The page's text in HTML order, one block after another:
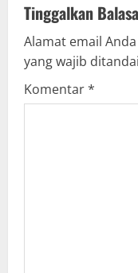
v
i
g
Tinggalkan
Alamat email
yang wajib ditandai
Komentar*